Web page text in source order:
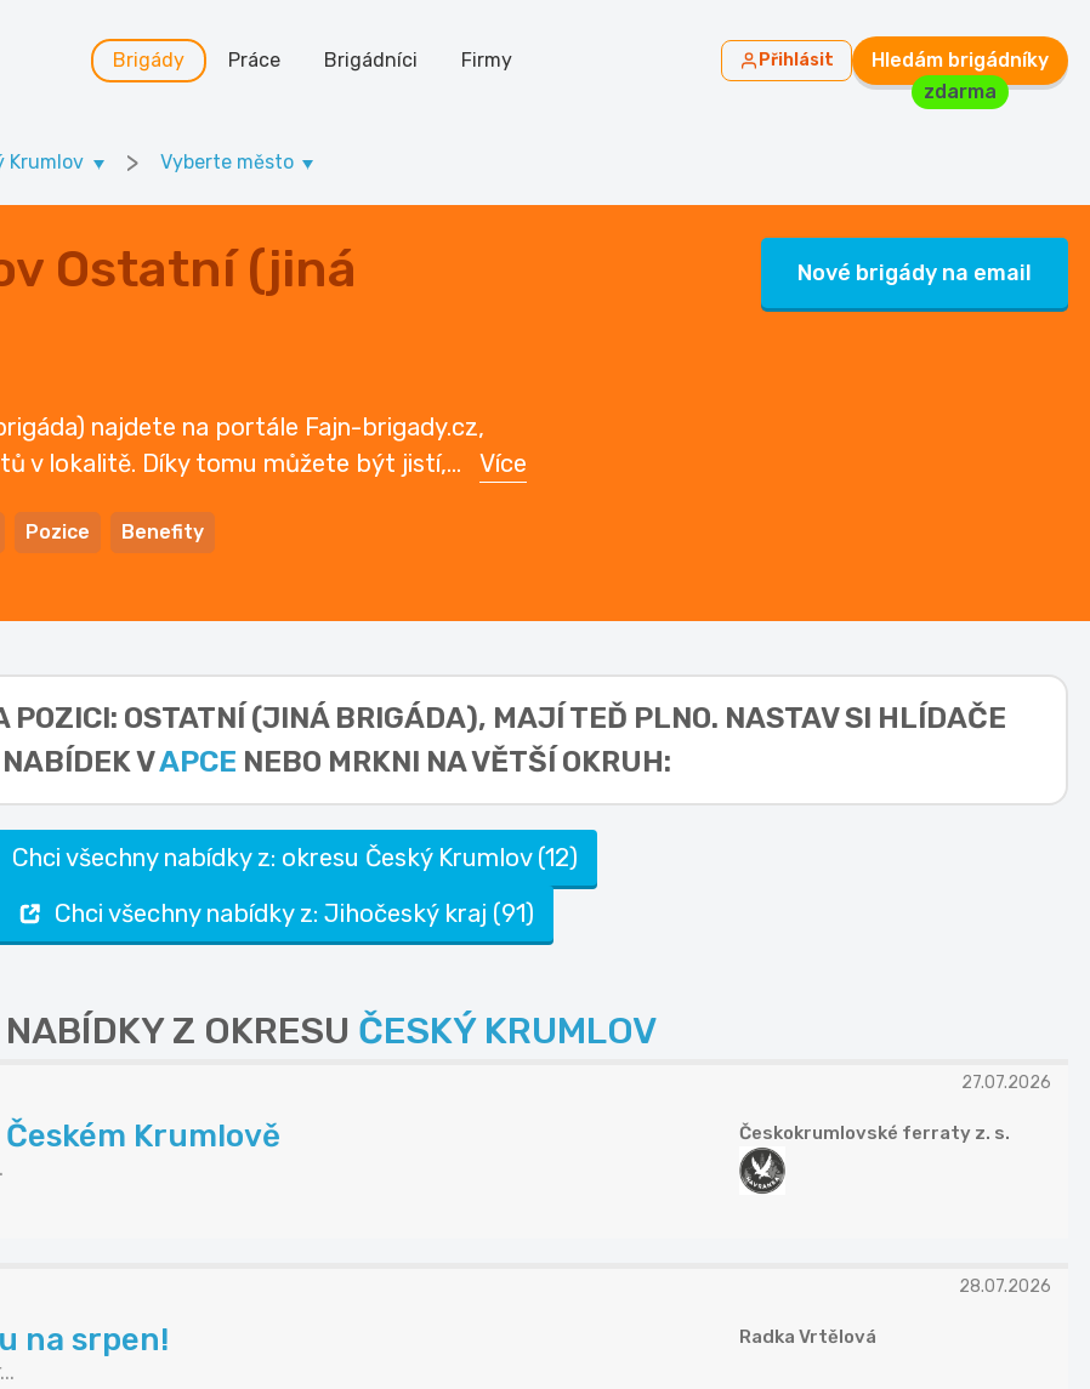
Brigády Práce Brigádníci Firmy Přihlásit
Hledám brigádníky
zdarma
Krumlov > Vyberte město
Ostatní (jiná
najdete na portále Fajn-brigady.cz,
v lokalitě. Díky tomu můžete být jistí,... Více
Pozice Benefity
Nové brigády na email
POZICI: OSTATNÍ (JINÁ BRIGÁDA), MAJÍ TEĎ PLNO. NASTAV SI HLÍDAČE
VAPCE NEBO MRKNI NA VĚTŠÍ OKRUH:
Chci všechny nabídky z: okresu Český Krumlov (12)
Chci všechny nabídky z: Jihočeský kraj (91)
Z OKRESU ČESKÝ KRUMLOV
27.07.2026
Krumlově Českokrumlovské ferraty z. s.
28.07.2026
na srpen! Radka Vrtělová